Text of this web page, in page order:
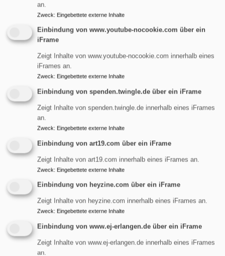
Hauptnavigation
Startseite Klimaschutz
Klimaschutz
Umwelt- und Klimaschutz
Evangelische Kirchengemeinde St. Maria Magdalena
in Erlangen-Tennenlohe. Gottesdienste, Taufe,
Konfirmation, Hochzeit, Trauer, Kirchenmusik und
vielfältiges Gemeindeleben.
an.
Zweck: Eingebettete externe Inhalte
Einbindung von www.youtube-nocookie.com über ein
iFrame
Zeigt Inhalte von www.youtube-nocookie.com innerhalb eines
iFrames an.
Zweck: Eingebettete externe Inhalte
Einbindung von spenden.twingle.de über ein iFrame
Zeigt Inhalte von spenden.twingle.de innerhalb eines iFrames
an.
Zweck: Eingebettete externe Inhalte
Einbindung von art19.com über ein iFrame
Zeigt Inhalte von art19.com innerhalb eines iFrames an.
Zweck: Eingebettete externe Inhalte
Einbindung von heyzine.com über ein iFrame
Zeigt Inhalte von heyzine.com innerhalb eines iFrames an.
Zweck: Eingebettete externe Inhalte
Einbindung von www.ej-erlangen.de über ein iFrame
Zeigt Inhalte von www.ej-erlangen.de innerhalb eines iFrames
an.